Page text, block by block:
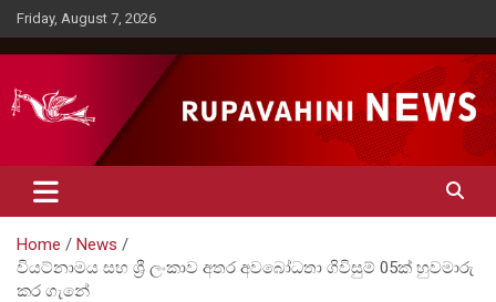
Skip
to
content
Friday, August 7, 2026
Rupavahini News
Home
News
වියට්නාමය සහ ශ්‍රී ලංකාව අතර අවබෝධතා ගිවිසුම් 05ක් හුවමාරු
කර ගැනේ